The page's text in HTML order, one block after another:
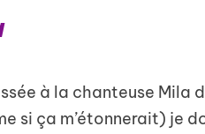
à la chanteuse Mila
si ça m’étonnerait) je